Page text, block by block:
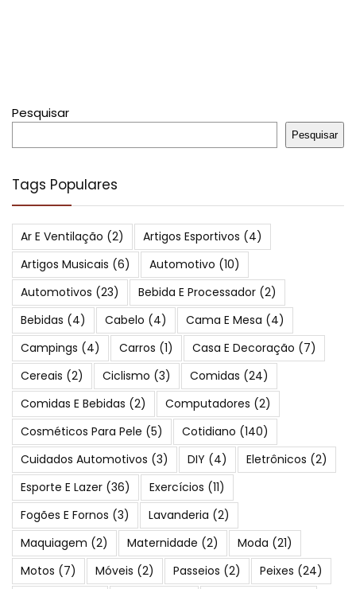
Pesquisar
Pesquisar
Tags Populares
Ar E Ventilação (2) Artigos Esportivos (4)
Artigos Musicais (6) Automotivo (10)
Automotivos (23) Bebida E Processador (2)
Bebidas (4) Cabelo (4) Cama E Mesa (4)
Campings (4) Carros (1) Casa E Decoração (7)
Cereais (2) Ciclismo (3) Comidas (24)
Comidas E Bebidas (2) Computadores (2)
Cosméticos Para Pele (5) Cotidiano (140)
Cuidados Automotivos (3) DIY (4) Eletrônicos (2)
Esporte E Lazer (36) Exercícios (11)
Fogões E Fornos (3) Lavanderia (2)
Maquiagem (2) Maternidade (2) Moda (21)
Motos (7) Móveis (2) Passeios (2) Peixes (24)